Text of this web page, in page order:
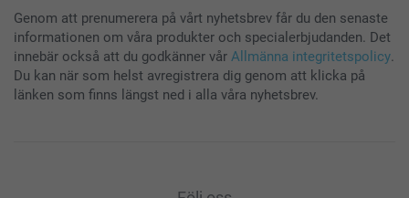
Genom att prenumerera på vårt nyhetsbrev får du den senaste
informationen om våra produkter och specialerbjudanden. Det
innebär också att du godkänner vår Allmänna integritetspolicy.
Du kan när som helst avregistrera dig genom att klicka på
länken som finns längst ned i alla våra nyhetsbrev.